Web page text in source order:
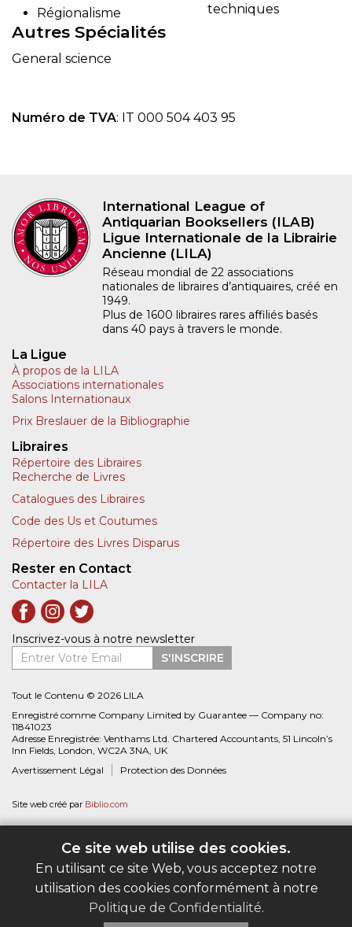
Ce site web utilise des cookies.
En utilisant ce site Web, vous acceptez notre
utilisation des cookies conformément à notre
Politique de Confidentialité.
Régionalisme
techniques
Autres Spécialités
General science
Numéro de TVA: IT 000 504 403 95
International League of
Antiquarian Booksellers (ILAB)
Ligue Internationale de la Librairie
Ancienne (LILA)
Réseau mondial de 22 associations
nationales de libraires d’antiquaires, créé en
1949.
Plus de 1600 libraires rares affiliés basés
dans 40 pays à travers le monde.
La Ligue
À propos de la LILA
Associations internationales
Salons Internationaux
Prix Breslauer de la Bibliographie
Libraires
Répertoire des Libraires
Recherche de Livres
Catalogues des Libraires
Code des Us et Coutumes
Répertoire des Livres Disparus
Rester en Contact
Contacter la LILA
Inscrivez-vous à notre newsletter
Entrer Votre Email
S'INSCRIRE
Tout le Contenu © 2026 LILA
Enregistré comme Company Limited by Guarantee — Company no:
11841023
Adresse Enregistrée: Venthams Ltd. Chartered Accountants, 51 Lincoln’s
Inn Fields, London, WC2A 3NA, UK
Avertissement Légal
Protection des Données
Site web créé par Biblio.com